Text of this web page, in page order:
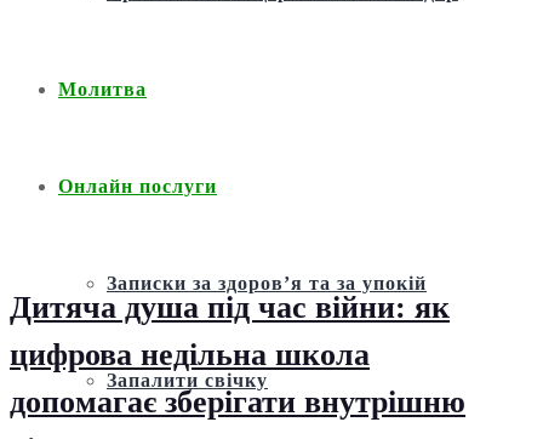
Молитва
Онлайн послуги
Записки за здоров’я та за упокій
Запалити свічку
Дитяча душа під час війни: як
цифрова недільна школа
допомагає зберігати внутрішню